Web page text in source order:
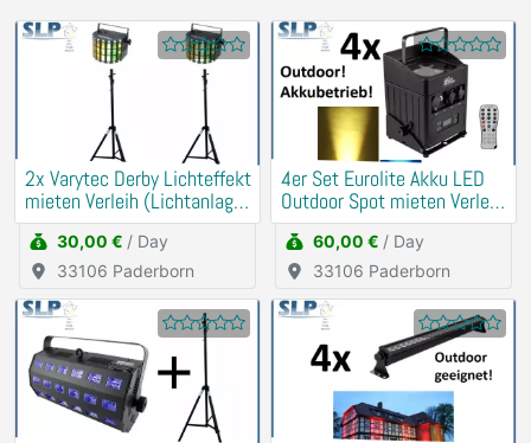
2x Varytec Derby Lichteffekt
mieten Verleih (Lichtanlage,
Party)
30,00 € / Day
33106 Paderborn
4er Set Eurolite Akku LED
Outdoor Spot mieten Verleih
(Musik, DJ)
60,00 € / Day
33106 Paderborn